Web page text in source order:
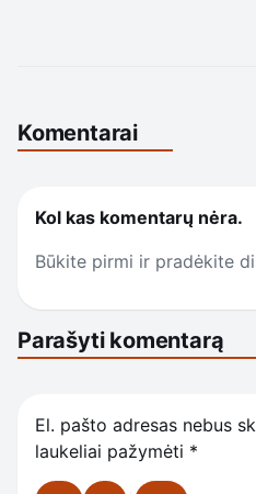
Komentarai
Kol kas komentarų nėra.
Būkite pirmi ir pradėkite
Parašyti komentarą
El. pašto adresas nebus
laukeliai pažymėti *